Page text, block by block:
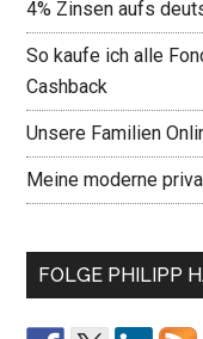
4% Zinsen aufs
So kaufe ich alle
Cashback
Unsere Familien
Meine moderne
FOLGE PHILIPP